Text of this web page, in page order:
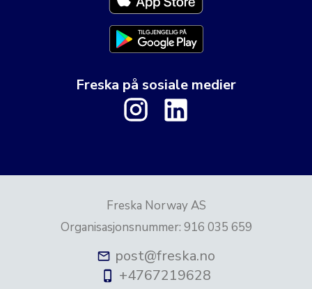
Freska på sosiale medier
Freska Norway AS
Organisasjonsnummer: 916 035 659
post@freska.no
+4767219628